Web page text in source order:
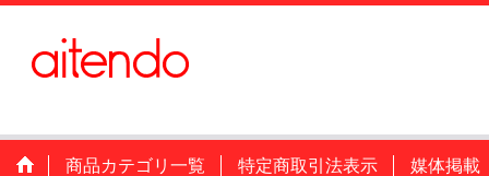
商品カテゴリ一覧 特定商取引法表示 媒体掲載